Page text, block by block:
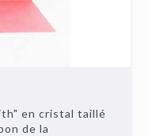
en cristal taillé
de la